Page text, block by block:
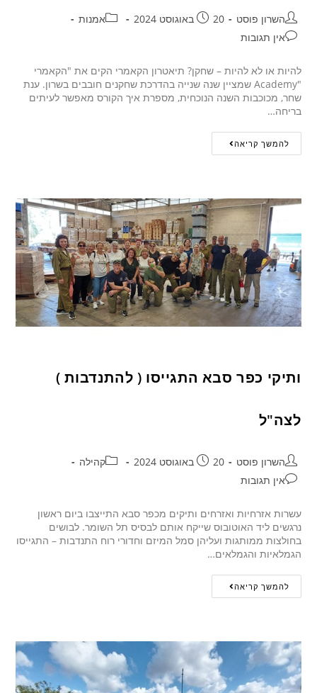
השרון פוסט 20 באוגוסט 2024
אמנות
אין תגובות
להיות או לא להיות – שחקן? תיאטרון הקאמרי הקים את "הקאמרי
"Academy שמציין שנה שנייה בהדרכת שחקנים חובבים בשרון. ענת
שחר, מכוכבות השנה הנוכחית, מספרת איך הקורס מאפשר לעיתים
בריחה…
להמשך קריאה
ותיקי כפר סבא התגייסו ( להתנדבות )
לצה"ל
השרון פוסט 20 באוגוסט 2024
קהילה
אין תגובות
עשרות אזרחיות ואזרחים ותיקים מכפר סבא התייצבו ביום ראשון
נרגשים ליד האוטובוס שייקח אותם לבסיס תל השומר. לבושים
בחולצות ממותגות ועליהן סמל המיזם וחדורי רוח התנדבות – התגייסו
הגמלאיות והגמלאים…
להמשך קריאה